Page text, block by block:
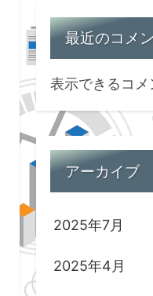
最近のコメ
表示できるコメ
アーカイブ
2025年7月
2025年4月